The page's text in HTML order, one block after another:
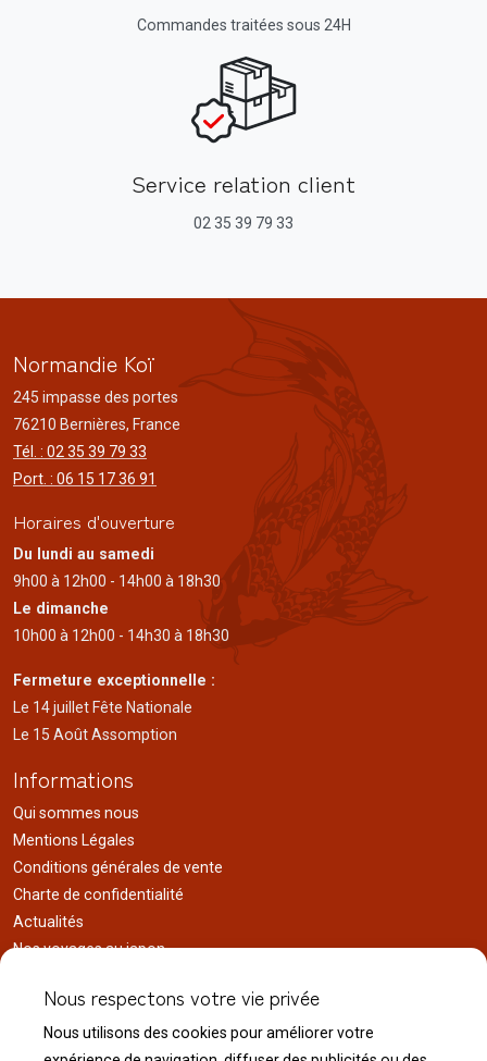
Commandes traitées sous 24H
Service relation client
02 35 39 79 33
Normandie Koï
245 impasse des portes
76210 Bernières, France
Tél. : 02 35 39 79 33
Port. : 06 15 17 36 91
Horaires d'ouverture
Du lundi au samedi
9h00 à 12h00 - 14h00 à 18h30
Le dimanche
10h00 à 12h00 - 14h30 à 18h30
Fermeture exceptionnelle :
Le 14 juillet Fête Nationale
Le 15 Août Assomption
Informations
Qui sommes nous
Mentions Légales
Conditions générales de vente
Charte de confidentialité
Actualités
Nos voyages au japon
Liens utiles
Service client
Nous respectons votre vie privée
Nous utilisons des cookies pour améliorer votre